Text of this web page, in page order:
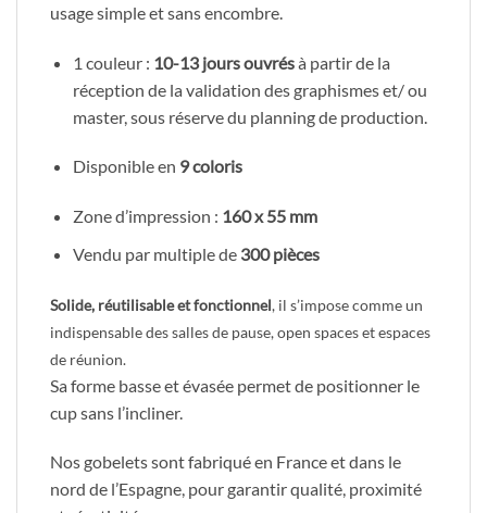
usage simple et sans encombre.
1 couleur : 10-13 jours ouvrésà partir de la
réception de la validation des graphismes et/ ou
master, sous réserve du planning de production.
Disponible en 9 coloris
Zone d’impression : 160 x 55 mm
Vendu par multiple de 300 pièces
Solide, réutilisable et fonctionnel, il s’impose comme un
indispensable des salles de pause, open spaces et espaces
de réunion.
Sa forme basse et évasée permet de positionner le
cup sans l’incliner.
Nos gobelets sont fabriqué en France et dans le
nord de l’Espagne, pour garantir qualité, proximité